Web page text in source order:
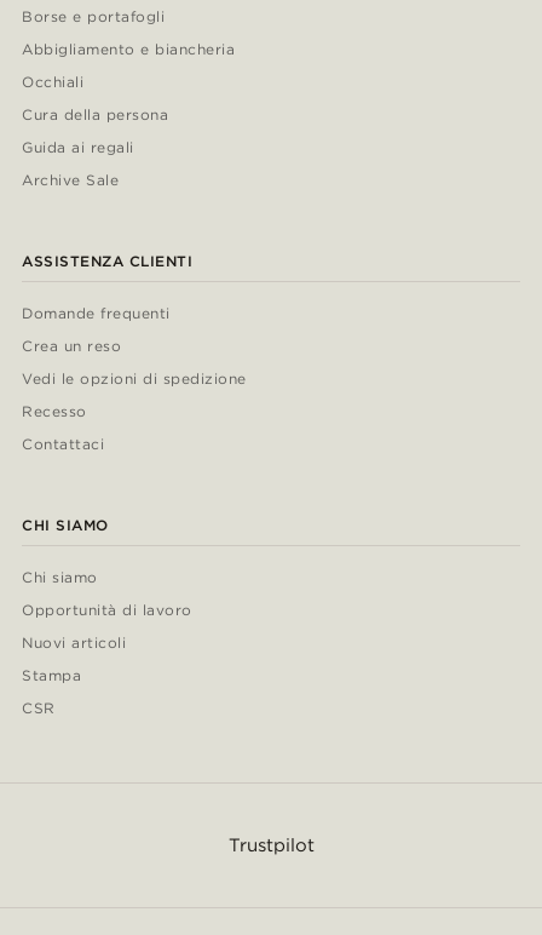
Borse e portafogli
Abbigliamento e biancheria
Occhiali
Cura della persona
Guida ai regali
Archive Sale
ASSISTENZA CLIENTI
Domande frequenti
Crea un reso
Vedi le opzioni di spedizione
Recesso
Contattaci
CHI SIAMO
Chi siamo
Opportunità di lavoro
Nuovi articoli
Stampa
CSR
Trustpilot